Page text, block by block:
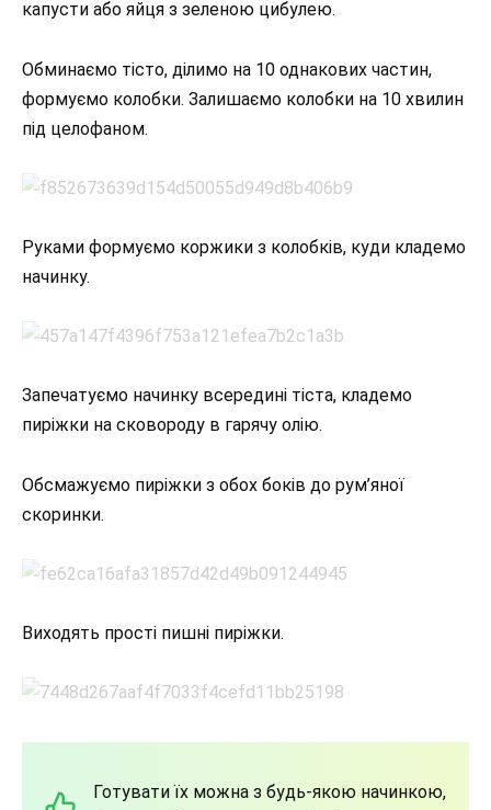
капусти або яйця з зеленою цибулею.
Обминаємо тісто, ділимо на 10 однакових частин,
формуємо колобки. Залишаємо колобки на 10 хвилин
під целофаном.
Руками формуємо коржики з колобків, куди кладемо
начинку.
Запечатуємо начинку всередині тіста, кладемо
пиріжки на сковороду в гарячу олію.
Обсмажуємо пиріжки з обох боків до рум’яної
скоринки.
Виходять прості пишні пиріжки.
Готувати їх можна з будь-якою начинкою,